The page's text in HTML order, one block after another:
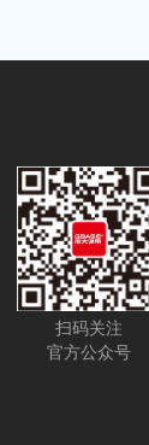
扫码关注
官方公众号